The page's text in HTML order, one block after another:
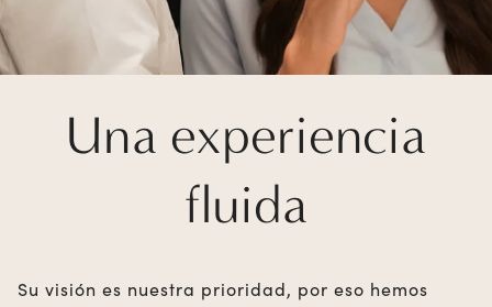
Una experiencia
fluida
Su visión es nuestra prioridad, por eso hemos